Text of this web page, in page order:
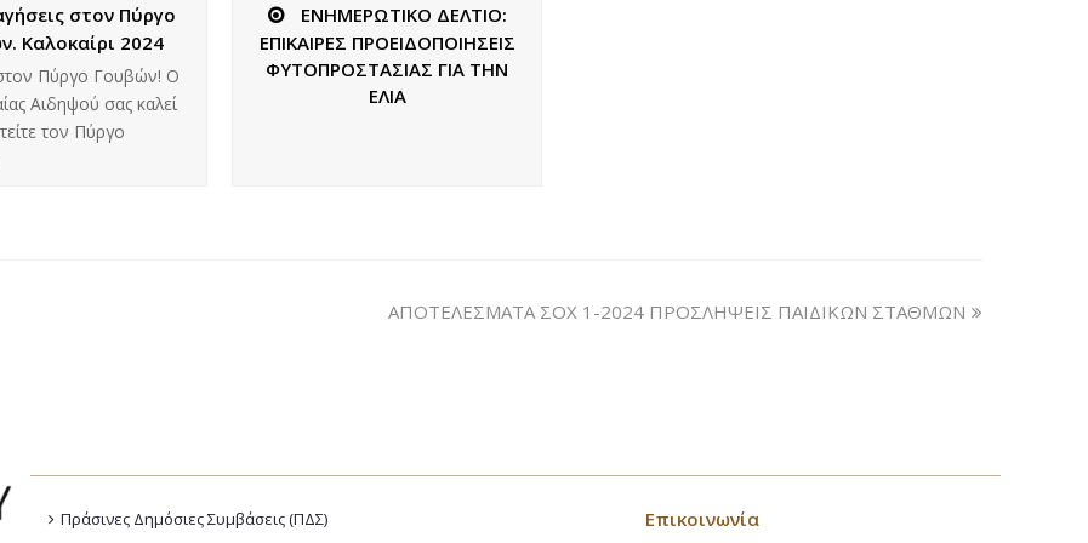
στον Πύργο
Καλοκαίρι 2024
Πύργο Γουβών! Ο
Αιδηψού σας καλεί
τον Πύργο
ΕΝΗΜΕΡΩΤΙΚΟ ΔΕΛΤΙΟ:
ΕΠΙΚΑΙΡΕΣ ΠΡΟΕΙΔΟΠΟΙΗΣΕΙΣ
ΦΥΤΟΠΡΟΣΤΑΣΙΑΣ ΓΙΑ ΤΗΝ
ΕΛΙΑ
ΑΠΟΤΕΛΕΣΜΑΤΑ ΣΟΧ 1-2024 ΠΡΟΣΛΗΨΕΙΣ ΠΑΙΔΙΚΩΝ ΣΤΑΘΜΩΝ
Πράσινες Δημόσιες Συμβάσεις (ΠΔΣ)
Επικοινωνία